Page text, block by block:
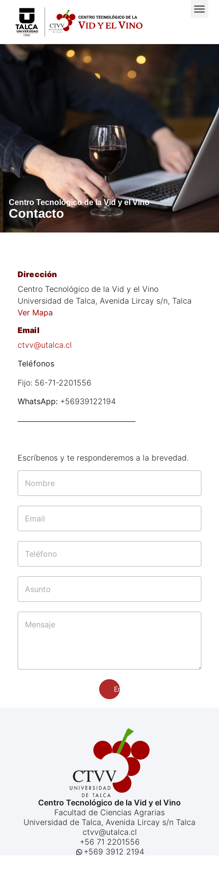
Centro Tecnológico de la Vid y el Vino
Contacto
Dirección
Centro Tecnológico de la Vid y el Vino
Universidad de Talca, Avenida Lircay s/n, Talca
Ver Mapa
Email
ctvv@utalca.cl
Teléfonos
Fijo: 56-71-2201556
WhatsApp:+56939122194
Escríbenos y te responderemos a la brevedad.
Enviar
Centro Tecnológico de la Vid y el Vino
Facultad de Ciencias Agrarias
Universidad de Talca, Avenida Lircay s/n Talca
ctvv@utalca.cl
+56 71 2201556
+569 3912 2194